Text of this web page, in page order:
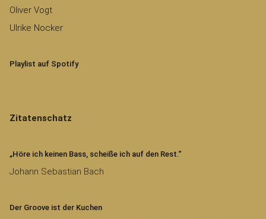
Oliver Vogt
Ulrike Nocker
Playlist auf Spotify
Zitatenschatz
„Höre ich keinen Bass, scheiße ich auf den Rest.“
Johann Sebastian Bach
Der Groove ist der Kuchen